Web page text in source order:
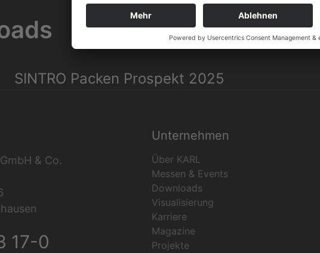
SINTRO Packen Prospekt 2025
& Co.
17-0
Unternehmen
Über KARL
Messen & Events
Downloads
Visualisierung
Karriere
Magazine
Projekte